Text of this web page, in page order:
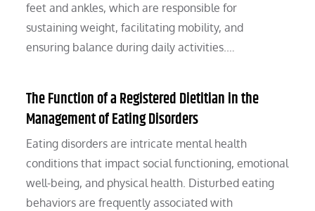
feet and ankles, which are responsible for
sustaining weight, facilitating mobility, and
ensuring balance during daily activities.…
The Function of a Registered Dietitian in the
Management of Eating Disorders
Eating disorders are intricate mental health
conditions that impact social functioning, emotional
well-being, and physical health. Disturbed eating
behaviors are frequently associated with